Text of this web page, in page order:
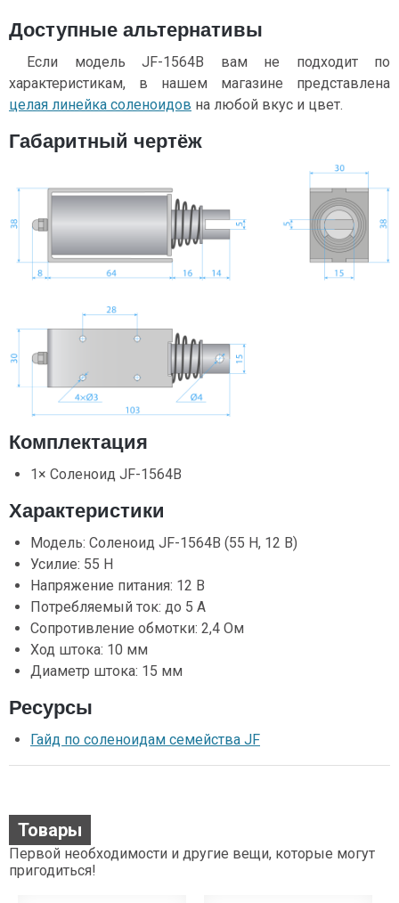
Доступные альтернативы
Если модель JF-1564B вам не подходит по
характеристикам, в нашем магазине представлена
целая линейка соленоидов на любой вкус и цвет.
Габаритный чертёж
Комплектация
1× Соленоид JF-1564B
Характеристики
Модель: Соленоид JF-1564B (55 Н, 12 В)
Усилие: 55 Н
Напряжение питания: 12 В
Потребляемый ток: до 5 А
Сопротивление обмотки: 2,4 Ом
Ход штока: 10 мм
Диаметр штока: 15 мм
Ресурсы
Гайд по соленоидам семейства JF
Товары
Первой необходимости и другие вещи, которые могут
пригодиться!